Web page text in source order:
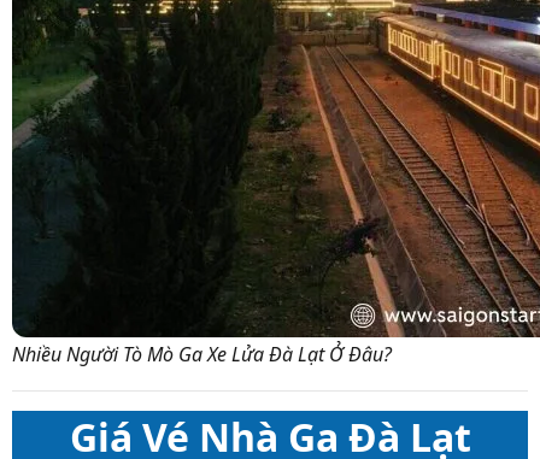
Nhiều Người Tò Mò Ga Xe Lửa Đà Lạt Ở Đâu?
Giá Vé Nhà Ga Đà Lạt